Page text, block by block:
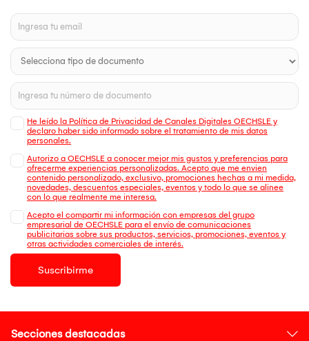
He leído la Política de Privacidad de Canales Digitales OECHSLE y
declaro haber sido informado sobre el tratamiento de mis datos
personales.
Autorizo a OECHSLE a conocer mejor mis gustos y preferencias para
ofrecerme experiencias personalizadas. Acepto que me envien
contenido personalizado, exclusivo, promociones hechas a mi medida,
novedades, descuentos especiales, eventos y todo lo que se alinee
con lo que realmente me interesa.
Acepto el compartir mi información con empresas del grupo
empresarial de OECHSLE para el envío de comunicaciones
publicitarias sobre sus productos, servicios, promociones, eventos y
otras actividades comerciales de interés.
Suscribirme
Secciones destacadas